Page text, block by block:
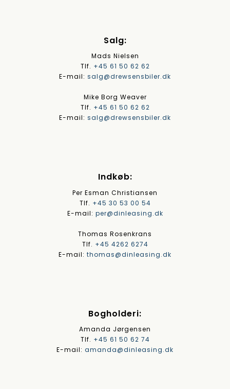
Salg:
Mads Nielsen
Tlf. +45 61 50 62 62
E-mail: salg@drewsensbiler.dk
Mike Borg Weaver
Tlf. +45 61 50 62 62
E-mail: salg@drewsensbiler.dk
Indkøb:
Per Esman Christiansen
Tlf. +45 30 53 00 54
E-mail: per@dinleasing.dk
Thomas Rosenkrans
Tlf. +45 4262 6274
E-mail: thomas@dinleasing.dk
Bogholderi:
Amanda Jørgensen
Tlf. +45 61 50 62 74
E-mail: amanda@dinleasing.dk